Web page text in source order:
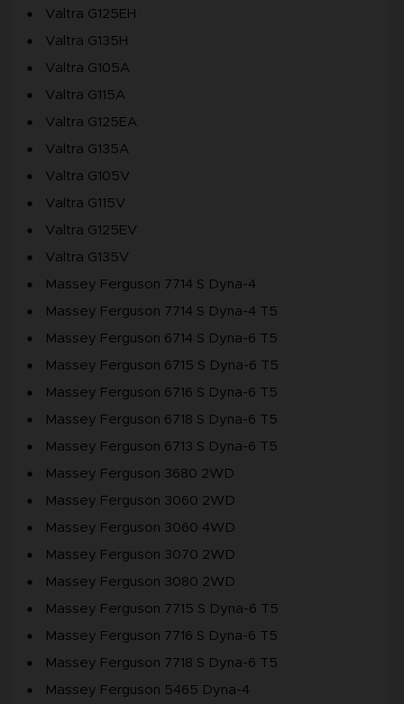
Valtra G125EH
Valtra G135H
Valtra G105A
Valtra G115A
Valtra G125EA
Valtra G135A
Valtra G105V
Valtra G115V
Valtra G125EV
Valtra G135V
Massey Ferguson 7714 S Dyna-4
Massey Ferguson 7714 S Dyna-4 T5
Massey Ferguson 6714 S Dyna-6 T5
Massey Ferguson 6715 S Dyna-6 T5
Massey Ferguson 6716 S Dyna-6 T5
Massey Ferguson 6718 S Dyna-6 T5
Massey Ferguson 6713 S Dyna-6 T5
Massey Ferguson 3680 2WD
Massey Ferguson 3060 2WD
Massey Ferguson 3060 4WD
Massey Ferguson 3070 2WD
Massey Ferguson 3080 2WD
Massey Ferguson 7715 S Dyna-6 T5
Massey Ferguson 7716 S Dyna-6 T5
Massey Ferguson 7718 S Dyna-6 T5
Massey Ferguson 5465 Dyna-4